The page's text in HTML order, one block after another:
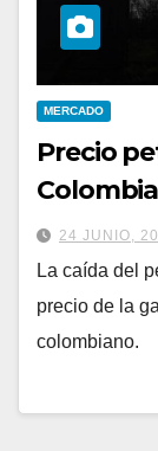
MERCADO
Precio
24 JUNIO,
La caída del
precio de la
colombiano.